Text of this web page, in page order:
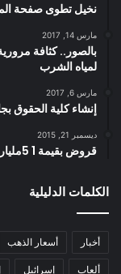
نخيل تطوى صفحة
مارس 14, 2017
بالصور.. كثافة
لمياه الشرب
مارس 6, 2017
إنشاء كلية الحقوق
ديسمبر 21, 2015
قروض بقيمة 1 5مليار دولار لتنمية سيناء
الكلمات الدليلية
أخبار أسعار الذهب
ألعاب إسرائيل